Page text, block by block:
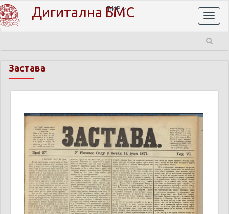
Дигитална БМС
ЋИР
Застава